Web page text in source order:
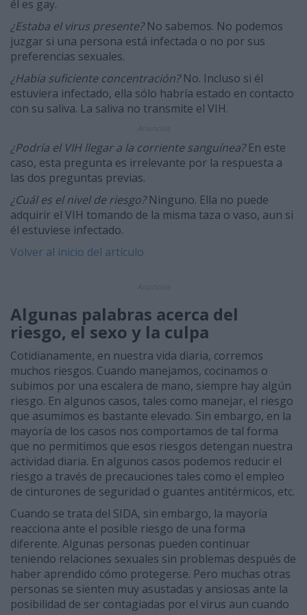
él es gay.
¿Estaba el virus presente?No sabemos. No podemos
juzgar si una persona está infectada o no por sus
preferencias sexuales.
¿Había suficiente concentración?No. Incluso si él
estuviera infectado, ella sólo habría estado en contacto
con su saliva. La saliva no transmite el VIH.
¿Podría el VIH llegar a la corriente sanguínea?En este
caso, esta pregunta es irrelevante por la respuesta a
las dos preguntas previas.
¿Cuál es el nivel de riesgo?Ninguno. Ella no puede
adquirir el VIH tomando de la misma taza o vaso, aun si
él estuviese infectado.
Volver al inicio del artículo
Algunas palabras acerca del
riesgo, el sexo y la culpa
Cotidianamente, en nuestra vida diaria, corremos
muchos riesgos. Cuando manejamos, cocinamos o
subimos por una escalera de mano, siempre hay algún
riesgo. En algunos casos, tales como manejar, el riesgo
que asumimos es bastante elevado. Sin embargo, en la
mayoría de los casos nos comportamos de tal forma
que no permitimos que esos riesgos detengan nuestra
actividad diaria. En algunos casos podemos reducir el
riesgo a través de precauciones tales como el empleo
de cinturones de seguridad o guantes antitérmicos, etc.
Cuando se trata del SIDA, sin embargo, la mayoría
reacciona ante el posible riesgo de una forma
diferente. Algunas personas pueden continuar
teniendo relaciones sexuales sin problemas después de
haber aprendido cómo protegerse. Pero muchas otras
personas se sienten muy asustadas y ansiosas ante la
posibilidad de ser contagiadas por el virus aun cuando